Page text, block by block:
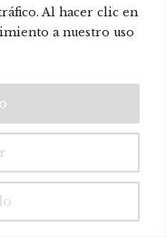
Al hacer clic en
a nuestro uso